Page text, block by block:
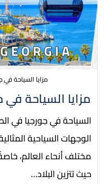
مزايا السياحة
مزايا السياحة
السياحة في جورجيا في
الوجهات السياحية
مختلف أنحاء العالم،
حيث تتزين البلاد…